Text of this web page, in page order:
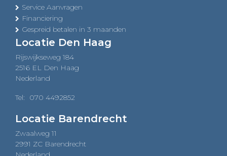
Service Aanvragen
Financiering
Gespreid betalen in 3 maanden
Locatie Den Haag
Rijswijkseweg 184
2516 EL Den Haag
Nederland
Tel: 070 4492852
Locatie Barendrecht
Zwaalweg 11
2991 ZC Barendrecht